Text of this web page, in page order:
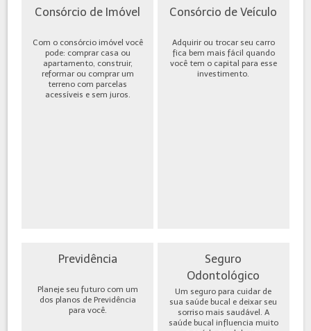
Consórcio de Imóvel
Com o consórcio imóvel você
pode: comprar casa ou
apartamento, construir,
reformar ou comprar um
terreno com parcelas
acessíveis e sem juros.
Consórcio de Veículo
Adquirir ou trocar seu carro
fica bem mais fácil quando
você tem o capital para esse
investimento.
Previdência
Planeje seu futuro com um
dos planos de Previdência
para você.
Seguro
Odontológico
Um seguro para cuidar de
sua saúde bucal e deixar seu
sorriso mais saudável. A
saúde bucal influencia muito